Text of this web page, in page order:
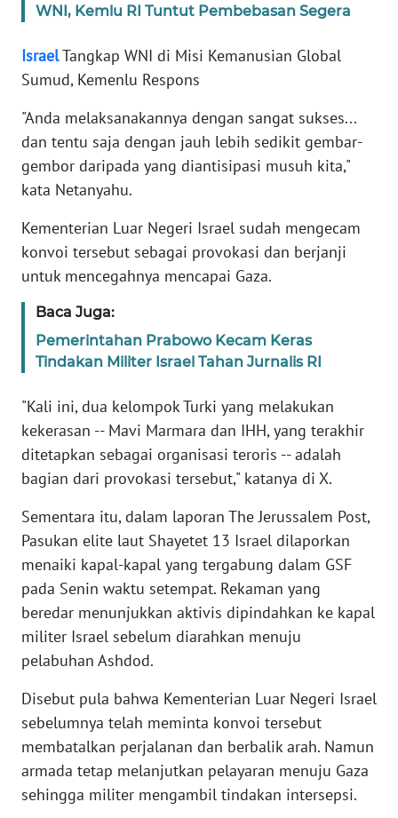
WNI, Kemlu RI Tuntut Pembebasan Segera
IsraelTangkap WNI di Misi Kemanusian Global
Sumud, Kemenlu Respons
"Anda melaksanakannya dengan sangat sukses...
dan tentu saja dengan jauh lebih sedikit gembar-
gembor daripada yang diantisipasi musuh kita,"
kata Netanyahu.
Kementerian Luar Negeri Israel sudah mengecam
konvoi tersebut sebagai provokasi dan berjanji
untuk mencegahnya mencapai Gaza.
Baca Juga:
Pemerintahan Prabowo Kecam Keras
Tindakan Militer Israel Tahan Jurnalis RI
"Kali ini, dua kelompok Turki yang melakukan
kekerasan -- Mavi Marmara dan IHH, yang terakhir
ditetapkan sebagai organisasi teroris -- adalah
bagian dari provokasi tersebut," katanya di X.
Sementara itu, dalam laporan The Jerussalem Post,
Pasukan elite laut Shayetet 13 Israel dilaporkan
menaiki kapal-kapal yang tergabung dalam GSF
pada Senin waktu setempat. Rekaman yang
beredar menunjukkan aktivis dipindahkan ke kapal
militer Israel sebelum diarahkan menuju
pelabuhan Ashdod.
Disebut pula bahwa Kementerian Luar Negeri Israel
sebelumnya telah meminta konvoi tersebut
membatalkan perjalanan dan berbalik arah. Namun
armada tetap melanjutkan pelayaran menuju Gaza
sehingga militer mengambil tindakan intersepsi.
REDAKSI
KARIR
DISCLAIMER
News
Regional
WN
SUMUT
JAKARTA
WN
WN
BANTEN
NTT
WN
KEPRI
WN
WN
PAPUA
WN
RIAU